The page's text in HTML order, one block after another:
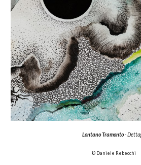
Lontano Tramonto-
© Daniele Rebecchi